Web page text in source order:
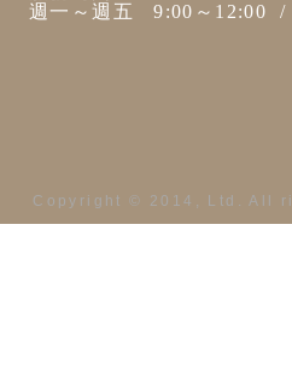
週一～週五 9:00～12:00 /
Copyright © 2014, Ltd.